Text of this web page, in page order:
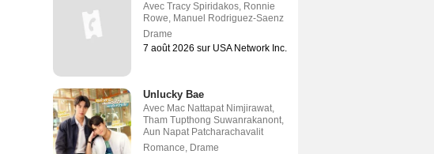
Avec Tracy Spiridakos, Ronnie
Rowe, Manuel Rodriguez-Saenz
Drame
7 août 2026 sur USA Network Inc.
Unlucky Bae
Avec Mac Nattapat Nimjirawat,
Tham Tupthong Suwanrakanont,
Aun Napat Patcharachavalit
Romance, Drame